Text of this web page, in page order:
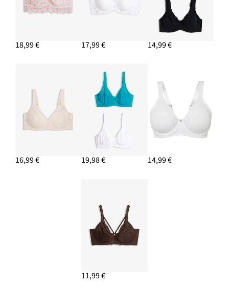
18,99 € 17,99 € 14,99 €
16,99 € 19,98 € 14,99 €
11,99 €